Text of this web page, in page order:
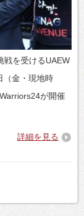
戦を受けるUAEW
（金・現地時
が開催
詳細を見る